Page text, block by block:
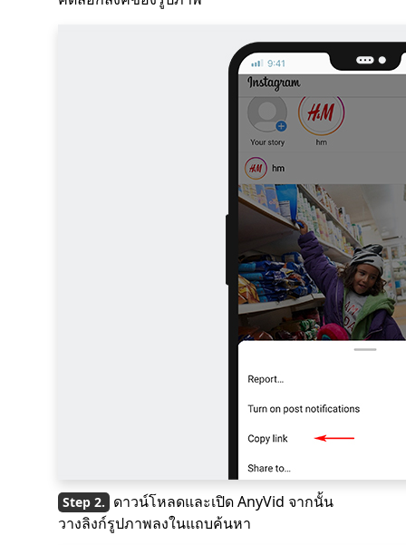
ดาวน์โหลดและเปิด AnyVid จากนั้น
วางลิงก์รูปภาพลงในแถบค้นหา